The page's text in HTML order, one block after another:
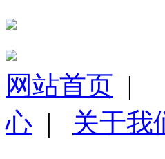
网站首页 |
心 | 关于我